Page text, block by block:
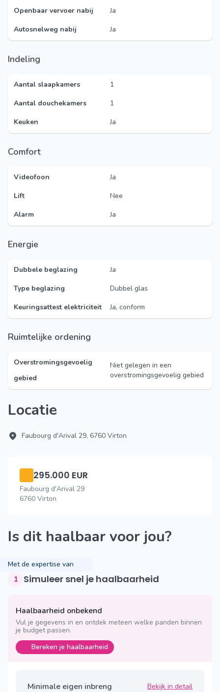
Openbaar vervoer nabij
Ja
Autosnelweg nabij
Ja
Indeling
Aantal slaapkamers
1
Aantal douchekamers
1
Keuken
Ja
Comfort
Videofoon
Ja
Lift
Nee
Alarm
Ja
Energie
Dubbele beglazing
Ja
Type beglazing
Dubbel glas
Keuringsattest elektriciteit
Ja, conform
Ruimtelijke ordening
Overstromingsgevoelig
gebied
Niet gelegen in een
overstromingsgevoelig gebied
Locatie
Faubourg d'Arival 29, 6760 Virton
295.000 EUR
Faubourg d'Arival 29
6760 Virton
Is dit haalbaar voor jou?
Met de expertise van
1 Simuleer snel je haalbaarheid
Haalbaarheid onbekend
Vul je gegevens in en ontdek meteen welke panden binnen
je budget passen.
Bereken je haalbaarheid
Minimale eigen inbreng Bekijk in detail